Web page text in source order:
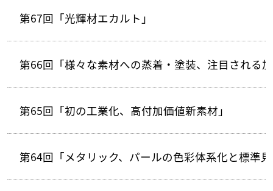
第67回「光輝材エカルト」
第66回「様々な素材への蒸着・塗装、注目される
第65回「初の工業化、高付加価値新素材」
第64回「メタリック、パールの色彩体系化と標準